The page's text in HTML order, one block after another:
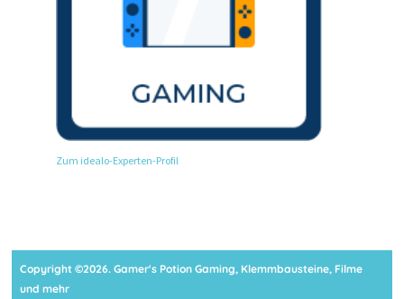
Zum idealo-Experten-Profil
Copyright ©2026. Gamer's Potion Gaming, Klemmbausteine, Filme
und mehr